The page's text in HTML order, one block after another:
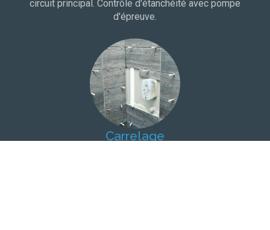
circuit principal. Contrôle d'étanchéité avec pompe
d'épreuve.
Carrelage